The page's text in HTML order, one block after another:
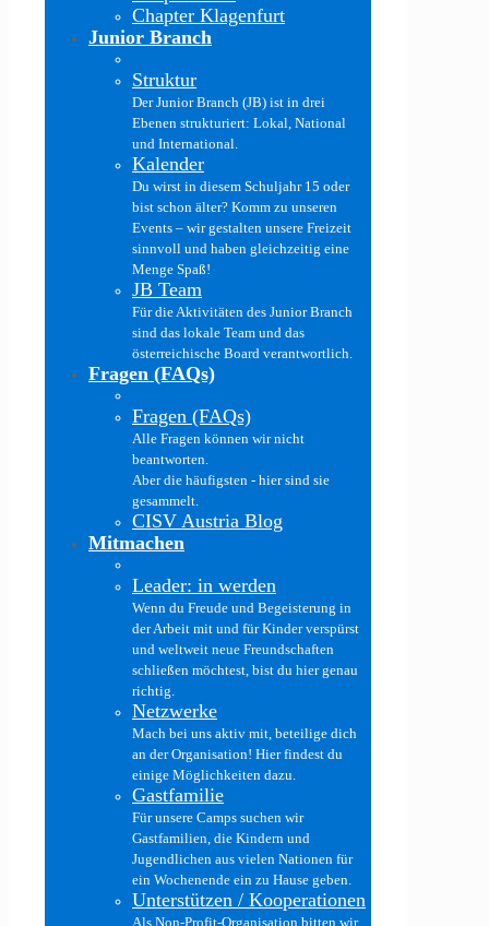
Chapter Klagenfurt
Junior Branch
Struktur
Der Junior Branch (JB) ist in drei
Ebenen strukturiert: Lokal, National
und International.
Kalender
Du wirst in diesem Schuljahr 15 oder
bist schon älter? Komm zu unseren
Events – wir gestalten unsere Freizeit
sinnvoll und haben gleichzeitig eine
Menge Spaß!
JB Team
Für die Aktivitäten des Junior Branch
sind das lokale Team und das
österreichische Board verantwortlich.
Fragen (FAQs)
Fragen (FAQs)
Alle Fragen können wir nicht
beantworten.
Aber die häufigsten - hier sind sie
gesammelt.
CISV Austria Blog
Mitmachen
Leader: in werden
Wenn du Freude und Begeisterung in
der Arbeit mit und für Kinder verspürst
und weltweit neue Freundschaften
schließen möchtest, bist du hier genau
richtig.
Netzwerke
Mach bei uns aktiv mit, beteilige dich
an der Organisation! Hier findest du
einige Möglichkeiten dazu.
Gastfamilie
Für unsere Camps suchen wir
Gastfamilien, die Kindern und
Jugendlichen aus vielen Nationen für
ein Wochenende ein zu Hause geben.
Unterstützen / Kooperationen
Als Non-Profit-Organisation bitten wir